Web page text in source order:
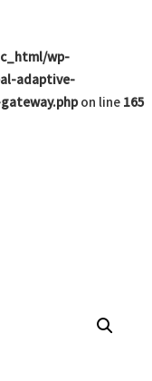
wp-
adaptive-
on line 165